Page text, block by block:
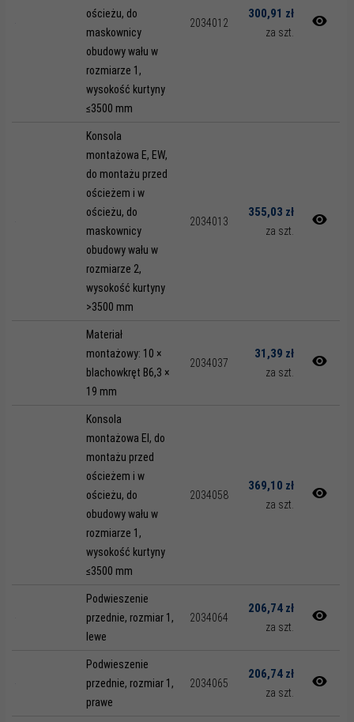
ościeżu, do
maskownicy
obudowy wału w
rozmiarze 1,
wysokość kurtyny
≤3500 mm
2034012
300,91 zł
za szt.
Konsola
montażowa E, EW,
do montażu przed
ościeżem i w
ościeżu, do
maskownicy
obudowy wału w
rozmiarze 2,
wysokość kurtyny
>3500 mm
2034013
355,03 zł
za szt.
Materiał
montażowy: 10 ×
blachowkręt B6,3 ×
19 mm
2034037
31,39 zł
za szt.
Konsola
montażowa EI, do
montażu przed
ościeżem i w
ościeżu, do
obudowy wału w
rozmiarze 1,
wysokość kurtyny
≤3500 mm
2034058
369,10 zł
za szt.
Podwieszenie
przednie, rozmiar 1,
lewe
2034064
206,74 zł
za szt.
Podwieszenie
przednie, rozmiar 1,
prawe
2034065
206,74 zł
za szt.